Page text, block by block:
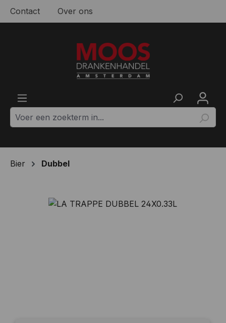
Ga naar de hoofdinhoud
Contact Over ons
Bier Dubbel
Afbeeldingengalerij overslaan